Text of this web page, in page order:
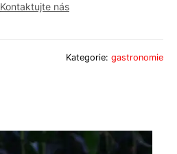
Kontaktujte nás
Kategorie: gastronomie